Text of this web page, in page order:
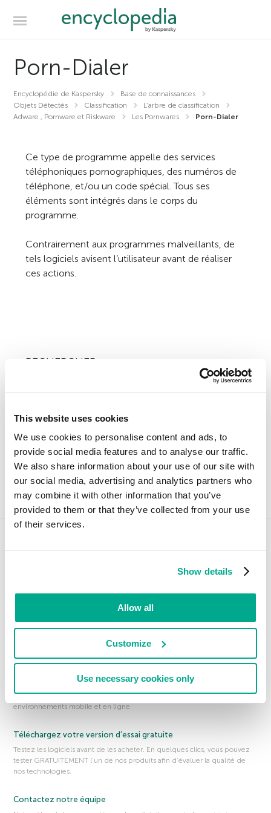
This website uses cookies
We use cookies to personalise content and ads, to
provide social media features and to analyse our traffic.
We also share information about your use of our site with
our social media, advertising and analytics partners who
may combine it with other information that you’ve
provided to them or that they’ve collected from your use
of their services.
Show details
Allow all
Customize
Use necessary cookies only
Porn-Dialer
Encyclopédie de Kaspersky
Base de connaissances
Objets Détectés
Classification
L’arbre de classification
Adware , Pornware et Riskware
Les Pornwares Porn-Dialer
Ce type de programme appelle des services
téléphoniques pornographiques, des numéros de
téléphone, et/ou un code spécial. Tous ses
éléments sont intégrés dans le corps du
programme.
Contrairement aux programmes malveillants, de
tels logiciels avisent l’utilisateur avant de réaliser
ces actions.
RECHERCHER
Objets Détectés
Spam et le Phishing
Vulnérabilités et hackers
Des produits pour vous protéger
Nos produits innovants vous donnent la capacité de protéger ce qui vous
est le plus précieux. En savoir plus sur notre solution de sécurité primée.
Nos outils de sécurité GRATUITS et autres solutions vous permettent de
vérifier que tout est en ordre sur votre ordinateur, votre Mac ou votre
Obtenez plus d’informations sur nous, notre façon de travailler et les
raisons pour lesquelles nous nous engageons à sécuriser davantage les
environnements mobile et en ligne.
Téléchargez votre version d’essai gratuite
Testez les logiciels avant de les acheter. En quelques clics, vous pouvez
tester GRATUITEMENT l’un de nos produits afin d’évaluer la qualité de
nos technologies.
Contactez notre équipe